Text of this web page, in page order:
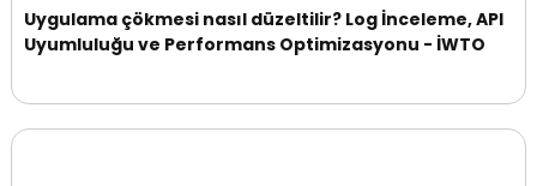
Uygulama çökmesi nasıl düzeltilir? Log İnceleme, API
Uyumluluğu ve Performans Optimizasyonu - İWTO